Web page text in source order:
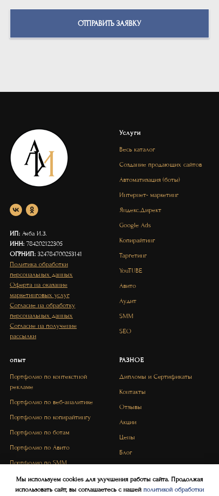
ОТПРАВИТЬ ЗАЯВКУ
ИП: Ачба И.З.
ИНН: 784202122305
ОГРНИП: 324784700253141
Политика обработки
персональных данных
Оферта на оказание
маркетинговых услуг
Согласие на обработку
персональных данных
Согласие на получение
рассылки
Услуги
Весь каталог
Создание продающих сайтов
Автоматизация (боты)
Интернет- маркетинг
Яндекс.Директ
Google Ads
Копирайтинг
Таргетинг
YouTUBE
Авито
Аудит
SMM
SEO
опыт
Портфолио по контекстной
рекламе
Портфолио по веб-аналитике
Портфолио по копирайтингу
Портфолио по ботам
Портфолио по Авито
Портфолио по SMM
Портфолио по SEO
РАЗНОЕ
Дипломы и Сертификаты
Контакты
Отзывы
Акции
Цены
Блог
Мы используем cookies для улучшения работы сайта. Продолжая
использовать сайт, вы соглашаетесь с нашей политикой обработки